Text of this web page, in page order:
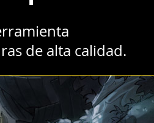
de alta calidad.